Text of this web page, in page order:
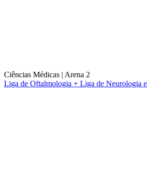
Ciências Médicas | Arena 2
Liga de Oftalmologia + Liga de Neurologia